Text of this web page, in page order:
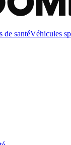
de santéVéhicules